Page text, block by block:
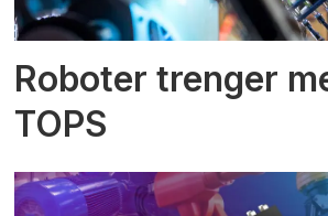
Roboter trenger
TOPS